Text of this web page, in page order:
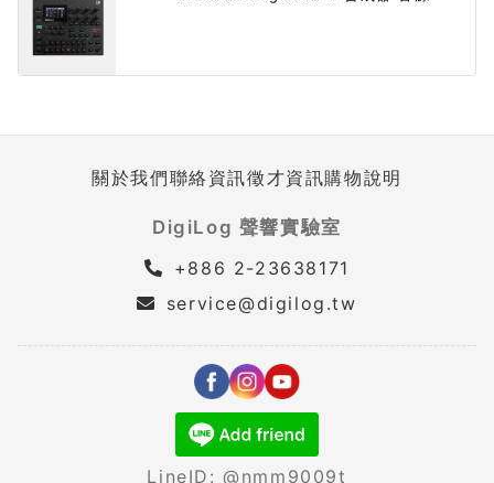
關於我們聯絡資訊徵才資訊購物說明
DigiLog 聲響實驗室
+886 2-23638171
service@digilog.tw
LineID: @nmm9009t